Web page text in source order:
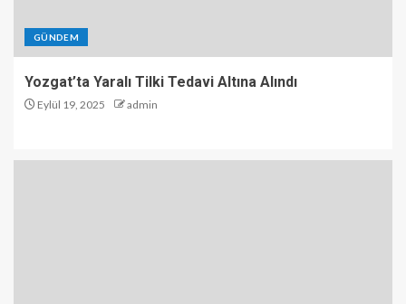
GÜNDEM
Yozgat’ta Yaralı Tilki Tedavi Altına Alındı
Eylül 19, 2025 admin